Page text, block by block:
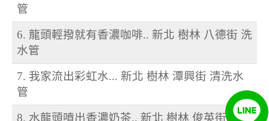
管
6. 龍頭輕撥就有香濃咖啡.. 新北 樹林 八德街 洗
水管
7. 我家流出彩虹水... 新北 樹林 潭興街 清洗水
管
8. 水龍頭噴出香濃奶茶.. 新北 樹林 俊英街 洗水